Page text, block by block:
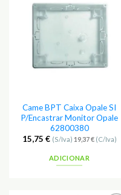
Adicionar
Favoritos
Came BPT Caixa Opale SI
P/Encastrar Monitor Opale
62800380
15,75 € (S/Iva) 19,37€(C/Iva)
ADICIONAR